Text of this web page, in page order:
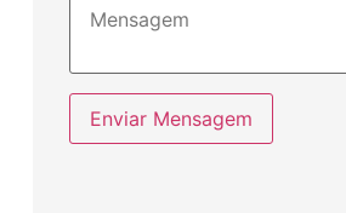
Enviar Mensagem